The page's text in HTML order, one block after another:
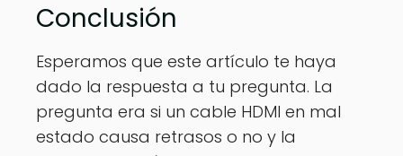
Conclusión
Esperamos que este artículo te haya
dado la respuesta a tu pregunta. La
pregunta era si un cable HDMI en mal
estado causa retrasos o no y la